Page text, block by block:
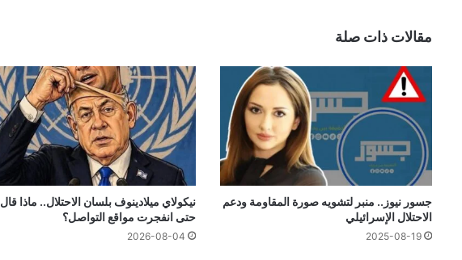
مقالات ذات صلة
جسور نيوز.. منبر لتشويه صورة المقاومة ودعم
الاحتلال الإسرائيلي
2025-08-19
نيكولاي ميلادينوف بلسان الاحتلال.. ماذا قال
حتى انفجرت مواقع التواصل؟
2026-08-04